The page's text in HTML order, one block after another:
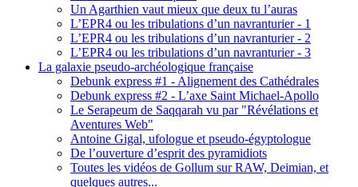
Un Agarthien vaut mieux que deux tu l’auras
L’EPR4 ou les tribulations d’un navranturier - 1
L’EPR4 ou les tribulations d’un navranturier - 2
L’EPR4 ou les tribulations d’un navranturier - 3
La galaxie pseudo-archéologique française
Debunk express #1 - Alignement des Cathédrales
Debunk express #2 - L’axe Saint Michael-Apollo
Le Serapeum de Saqqarah vu par "Révélations et
Aventures Web"
Antoine Gigal, ufologue et pseudo-égyptologue
De l’ouverture d’esprit des pyramidiots
Toutes les vidéos de Gollum sur RAW, Deimian, et
quelques autres...